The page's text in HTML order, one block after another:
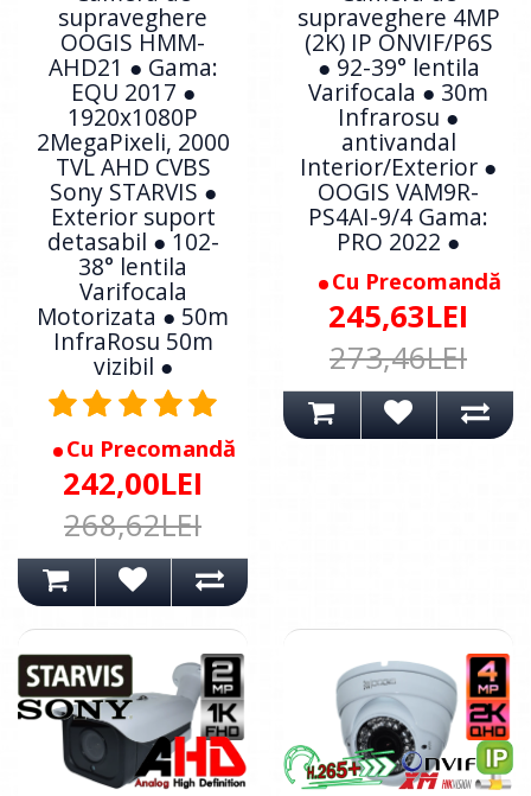
supraveghere
OOGIS HMM-
AHD21 ● Gama:
EQU 2017 ●
1920x1080P
2MegaPixeli, 2000
TVL AHD CVBS
Sony STARVIS ●
Exterior suport
detasabil ● 102-
38° lentila
Varifocala
Motorizata ● 50m
InfraRosu 50m
vizibil ●
Cu Precomandă
242,00LEI
268,62LEI
supraveghere 4MP
(2K) IP ONVIF/P6S
● 92-39° lentila
Varifocala ● 30m
Infrarosu ●
antivandal
Interior/Exterior ●
OOGIS VAM9R-
PS4AI-9/4 Gama:
PRO 2022 ●
Cu Precomandă
245,63LEI
273,46LEI